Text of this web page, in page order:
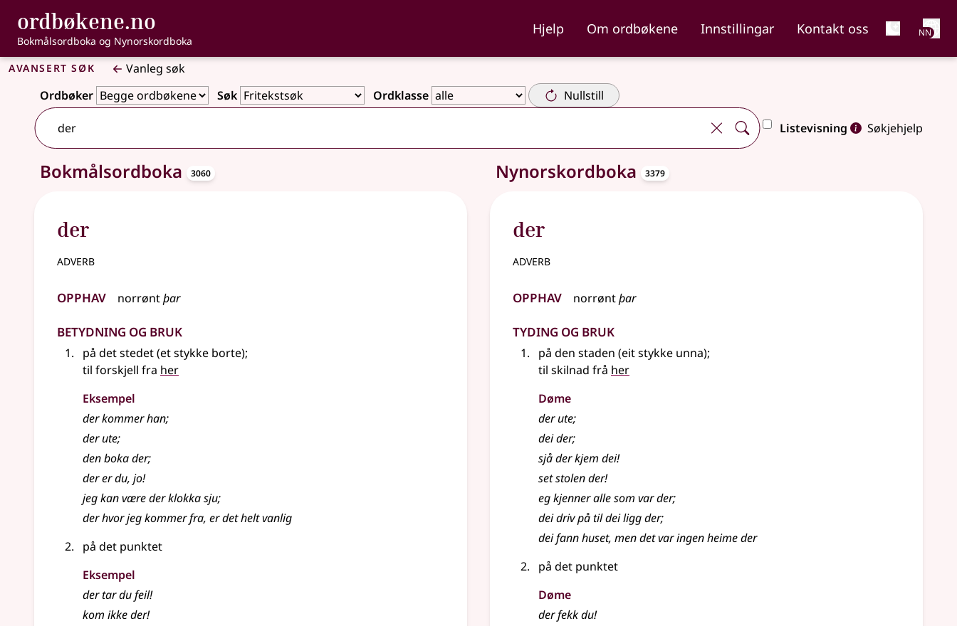
Gå til hovudinnhald
Tilgjenge
ordbøkene.no , Bokmålsordboka og Nynorskordboka
Bokmålsordboka og Nynorskordboka
Hjelp Om ordbøkene Innstillingar Kontakt oss NN
Avansert søk
Vanleg søk
Ordbøker
Søk Ordklasse Nullstill
Listevisning
Søkjehjelp
Bokmålsordboka 3060 oppslagsord
der
adverb
Opphav norrøntþar
Betydning og bruk
på det stedet (et stykke borte);
til forskjell fra her
Eksempel
derkommer han;
derute;
den bokader;
derer du, jo!
jeg kan værederklokka sju;
derhvor jeg kommer fra, er det helt vanlig
på det punktet
Eksempel
dertar du feil!
kom ikkeder!
Nynorskordboka 3379 oppslagsord
der
adverb
Opphav norrøntþar
Tyding og bruk
på den staden (eit stykke unna);
til skilnad frå her
Døme
der ute;
dei der;
sjå der kjem dei!
set stolen der!
eg kjenner alle som var der;
dei driv på til dei ligg der;
dei fann huset, men det var ingen heime der
på det punktet
Døme
der fekk du!